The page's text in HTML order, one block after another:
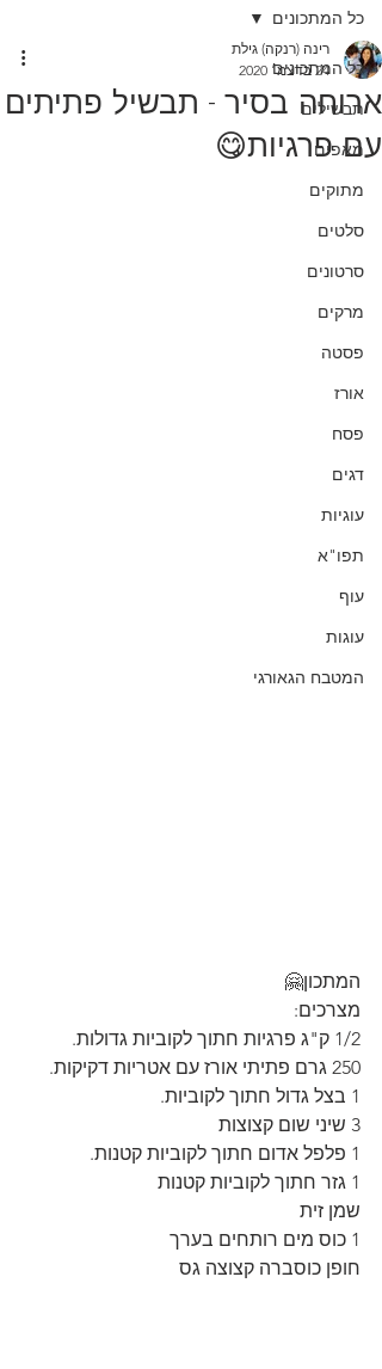
כל המתכונים
תבשילים
מאפים
מתוקים
סלטים
סרטונים
מרקים
פסטה
אורז
פסח
דגים
עוגיות
תפו"א
עוף
עוגות
המטבח הגאורגי
כל המתכונים
ארוחה בסיר - תבשיל פתיתים
עם פרגיות😋
רינה (רנקה) גילת
24 בדצמ׳ 2020
המתכון🤗
מצרכים:
1/2 ק"ג פרגיות חתוך לקוביות גדולות.
250 גרם פתיתי אורז עם אטריות דקיקות.
1 בצל גדול חתוך לקוביות.
3 שיני שום קצוצות
1 פלפל אדום חתוך לקוביות קטנות.
1 גזר חתוך לקוביות קטנות
שמן זית
1 כוס מים רותחים בערך
חופן כוסברה קצוצה גס